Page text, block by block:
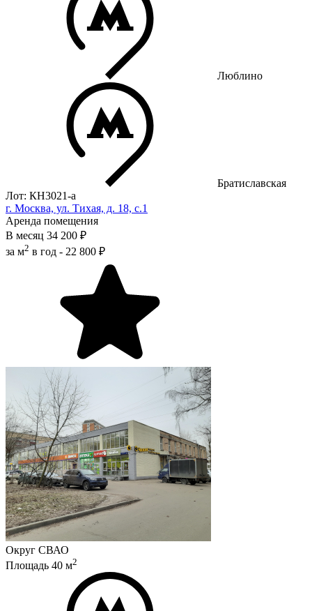
Люблино
Братиславская
Лот: КН3021-a
г. Москва, ул. Тихая, д. 18, с.1
Аренда помещения
В месяц 34 200 ₽
за м2 в год - 22 800 ₽
Округ СВАО
Площадь 40 м2